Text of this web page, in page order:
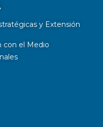
y Extensión
con el Medio